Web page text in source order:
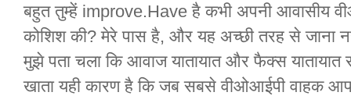
बहुत तुम्हें improve.Have है कभी अपनी आवासीय
कोशिश की? मेरे पास है, और यह अच्छी तरह से जाना
मुझे पता चला कि आवाज यातायात और फैक्स यातायात
खाता यही कारण है कि जब सबसे वीओआईपी वाहक